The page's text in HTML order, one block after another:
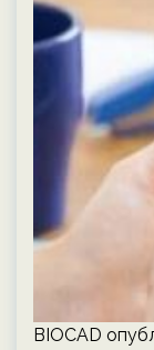
BIOCAD